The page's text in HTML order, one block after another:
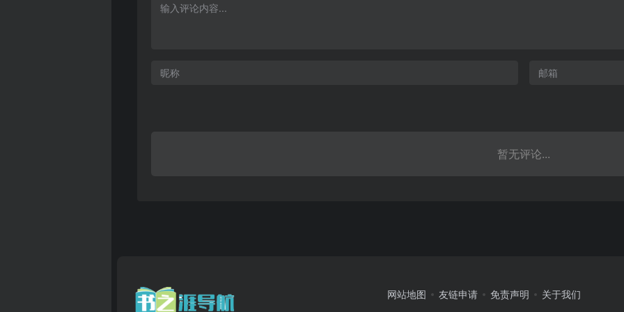
暂无评论...
网站地图 友链申请 免责声明 关于我们